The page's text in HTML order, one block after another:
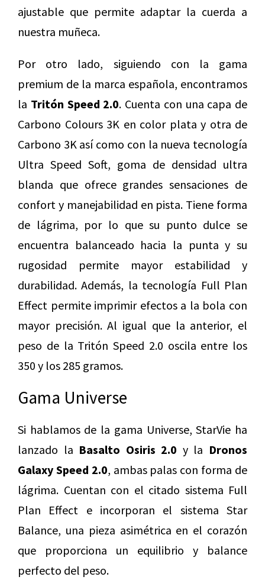
ajustable que permite adaptar la cuerda a
nuestra muñeca.
Por otro lado, siguiendo con la gama
premium de la marca española, encontramos
la Tritón Speed 2.0. Cuenta con una capa de
Carbono Colours 3K en color plata y otra de
Carbono 3K así como con la nueva tecnología
Ultra Speed Soft, goma de densidad ultra
blanda que ofrece grandes sensaciones de
confort y manejabilidad en pista. Tiene forma
de lágrima, por lo que su punto dulce se
encuentra balanceado hacia la punta y su
rugosidad permite mayor estabilidad y
durabilidad. Además, la tecnología Full Plan
Effect permite imprimir efectos a la bola con
mayor precisión. Al igual que la anterior, el
peso de la Tritón Speed 2.0 oscila entre los
350 y los 285 gramos.
Gama Universe
Si hablamos de la gama Universe, StarVie ha
lanzado la Basalto Osiris 2.0 y la Dronos
Galaxy Speed 2.0, ambas palas con forma de
lágrima. Cuentan con el citado sistema Full
Plan Effect e incorporan el sistema Star
Balance, una pieza asimétrica en el corazón
que proporciona un equilibrio y balance
perfecto del peso.